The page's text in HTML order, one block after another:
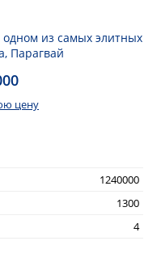
из самых элитных
Парагвай
цену
1240000
1300
4